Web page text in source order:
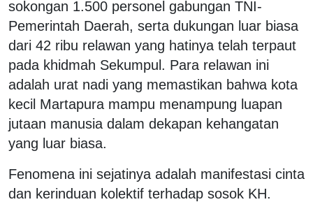
sokongan 1.500 personel gabungan TNI-
Pemerintah Daerah, serta dukungan luar biasa
dari 42 ribu relawan yang hatinya telah terpaut
pada khidmah Sekumpul. Para relawan ini
adalah urat nadi yang memastikan bahwa kota
kecil Martapura mampu menampung luapan
jutaan manusia dalam dekapan kehangatan
yang luar biasa.
Fenomena ini sejatinya adalah manifestasi cinta
dan kerinduan kolektif terhadap sosok KH.